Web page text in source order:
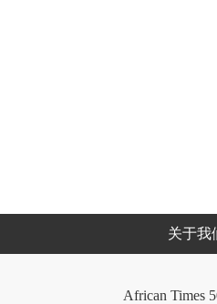
关于我
African Times